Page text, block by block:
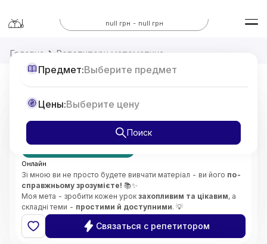
null грн - null грн
Предмет:Выберите предмет
Цены:Выберите цену
Поиск
Головна Репетитори математика
Репетитор з Математики 7-11 класи,
Онлайн
Зі мною ви не просто будете вивчати матеріал - ви його по-
справжньому зрозумієте! 📚✨
Моя мета - зробити кожен урок захопливим та цікавим, а
складні теми - простими й доступними. 💡
Особливу увагу приділяю
концепцій
і розвиткулогічного мислення. 🧠🔍
Викладаюбез стресу, підтримую та мотивую учнів,
Связаться с репетитором